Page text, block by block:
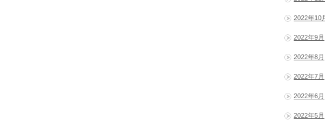
2022年10
2022年9月
2022年8月
2022年7月
2022年6月
2022年5月